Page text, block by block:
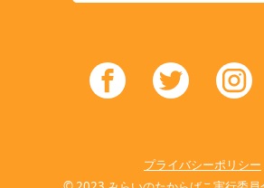
プライバシーポリシー